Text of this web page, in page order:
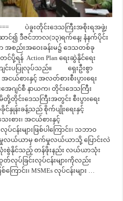
ပဲခူးတိုင်းဒေသကြီးအစိုးရအဖွဲ့၊
ောင်၍ ဒီဇင်ဘာလ(၁၃)ရက်နေ့၊ နံနက်ပိုင်း
အစည်းအဝေးခန်းမ၌ ဒေသတစ်ခု
န် Action Plan ရေးဆွဲနိုင်ရေး
ျင်းပပြုလုပ်သည်။ ရှေးဦးစွာ
ငယ်စားနှင့် အလတ်စားစီးပွားရေး
အေဂျင်စီ နာယက၊ တိုင်းဒေသကြီး
တို့တိုင်းဒေသကြီးအတွင်း စီးပွားရေး
ခိုင်နှုန်းခန့်သည် စိုက်ပျိုးရေးနှင့်
စား၊ အငယ်စားနှင့်
ငန်းများဖြစ်ပါကြောင်း၊ သဘာဝ
လယ်ယာမှ စက်မှုလယ်ယာသို့ ပြောင်းလဲ
းစွဲနိုင်သည့် တန်ဖိုးနည်း လယ်ယာသုံး
ပ်ခြင်းလုပ်ငန်းများကိုလည်း
ြောင်း၊ MSMEs လုပ်ငန်းများ …